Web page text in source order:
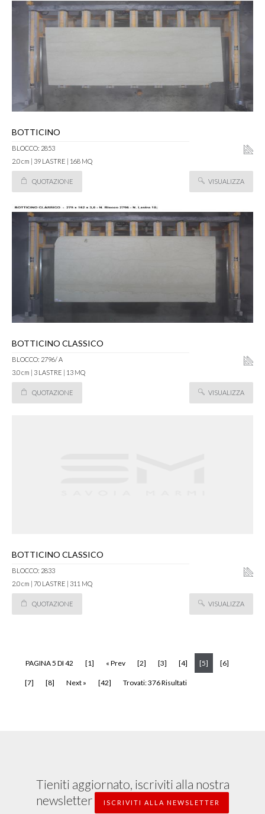
BOTTICINO
BLOCCO: 2853
2.0 cm | 39 LASTRE | 168 MQ
QUOTAZIONE VISUALIZZA
BOTTICINO CLASSICO
BLOCCO: 2796/ A
3.0 cm | 3 LASTRE | 13 MQ
QUOTAZIONE VISUALIZZA
BOTTICINO CLASSICO
BLOCCO: 2833
2.0 cm | 70 LASTRE | 311 MQ
QUOTAZIONE VISUALIZZA
PAGINA 5 DI 42 [1] « Prev [2] [3] [4] [5] (current)
[6]
[7] [8] Next » [42] Trovati: 376 Risultati
Tieniti aggiornato, iscriviti alla nostra
newsletter
ISCRIVITI ALLA NEWSLETTER